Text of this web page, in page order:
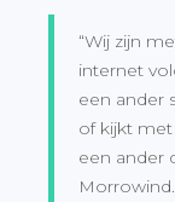
“Wij zijn
internet
een ander
of kijkt
een ander